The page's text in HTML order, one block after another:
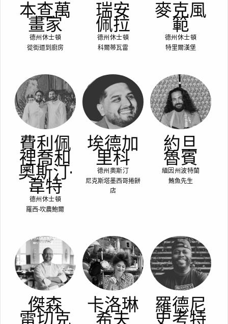
本查萬
畫家
德州休士頓
從街道到廚房
瑞安
佩拉
德州休士頓
科爾蒂瓦雷
麥克風
範
德州休士頓
特里爾漢堡
費利佩
裡喬和
奧斯汀·
韋特
德州休士頓
羅西·坎農鮑爾
埃德加
里科
德州奧斯汀
尼克斯塔墨西哥捲餅
店
約旦
魯賓
緬因州波特蘭
鮪魚先生
傑森
雷切克
卡洛琳
希夫
羅德尼
史考特